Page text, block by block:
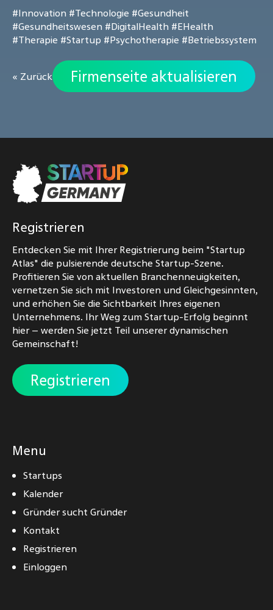
#Innovation #Technologie #Gesundheit
#Gesundheitswesen #DigitalHealth #EHealth
#Therapie #Startup #Psychotherapie #Betriebssystem
« Zurück Firmenseite aktualisieren
Registrieren
Entdecken Sie mit Ihrer Registrierung beim "Startup
Atlas" die pulsierende deutsche Startup-Szene.
Profitieren Sie von aktuellen Branchenneuigkeiten,
vernetzen Sie sich mit Investoren und Gleichgesinnten,
und erhöhen Sie die Sichtbarkeit Ihres eigenen
Unternehmens. Ihr Weg zum Startup-Erfolg beginnt
hier – werden Sie jetzt Teil unserer dynamischen
Gemeinschaft!
Registrieren
Menu
Startups
Kalender
Gründer sucht Gründer
Kontakt
Registrieren
Einloggen